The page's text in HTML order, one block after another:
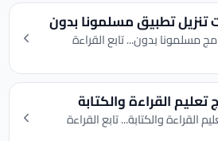
تطبيق مسلمونا بدون
مسلمونا بدون... تابع القراءة
تعليم القراءة والكتابة
القراءة والكتابة... تابع القراءة